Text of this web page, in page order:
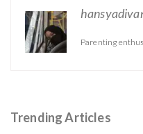
Parenting
Trending Articles